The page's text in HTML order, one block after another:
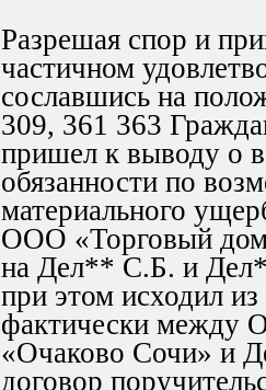
Разрешая спор и
частичном
сославшись на
309, 361 363
пришел к выводу о
обязанности по
материального
ООО «Торговый
на Дел** С.Б. и
при этом исходил из
фактически между
«Очаково Сочи» и
договор